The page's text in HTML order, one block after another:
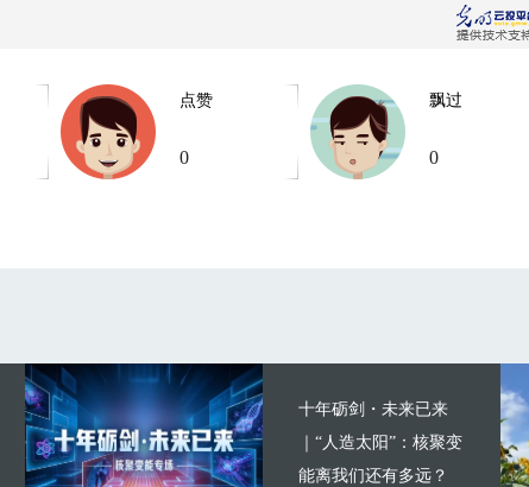
点赞
0
飘过
0
十年砺剑・未来已来
｜“人造太阳”：核聚变
能离我们还有多远？